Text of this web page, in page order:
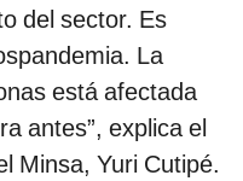
del sector. Es
La
está afectada
antes”, explica el
Minsa, Yuri Cutipé.